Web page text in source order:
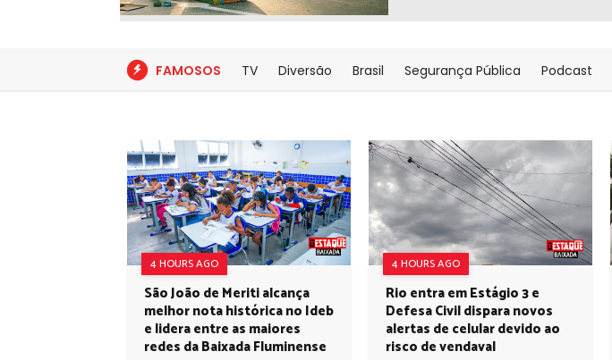
FAMOSOS TV Diversão Brasil Segurança Pública Podcast
4 HOURS AGO
São João de Meriti alcança
melhor nota histórica no Ideb
e lidera entre as maiores
redes da Baixada Fluminense
4 HOURS AGO
Rio entra em Estágio 3 e
Defesa Civil dispara novos
alertas de celular devido ao
risco de vendaval